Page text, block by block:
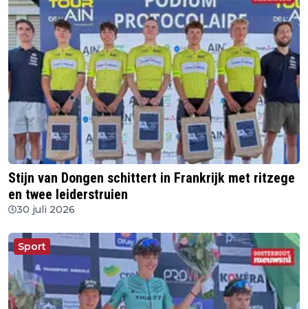
Stijn van Dongen schittert in Frankrijk met ritzege
en twee leiderstruien
30 juli 2026
Sport